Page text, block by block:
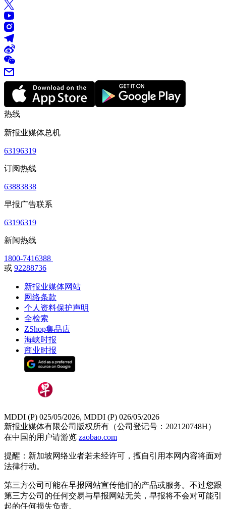
热线
新报业媒体总机
63196319
订阅热线
63883838
早报广告联系
63196319
新闻热线
1800-7416388
或 92288736
新报业媒体网站
网络条款
个人资料保护声明
全检索
ZShop集品店
海峡时报
商业时报
MDDI (P) 025/05/2026, MDDI (P) 026/05/2026
新报业媒体有限公司版权所有（公司登记号：202120748H）
在中国的用户请游览 zaobao.com
提醒：新加坡网络业者若未经许可，擅自引用本网内容将面对
法律行动。
第三方公司可能在早报网站宣传他们的产品或服务。不过您跟
第三方公司的任何交易与早报网站无关，早报将不会对可能引
起的任何损失负责。